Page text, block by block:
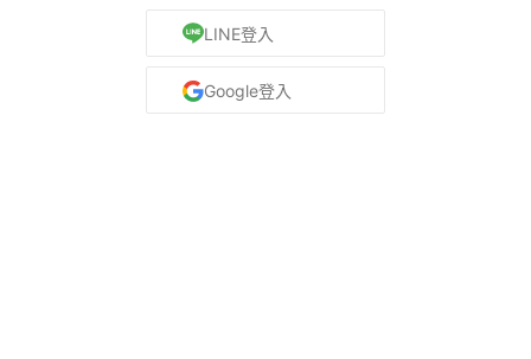
LINE登入
Google登入